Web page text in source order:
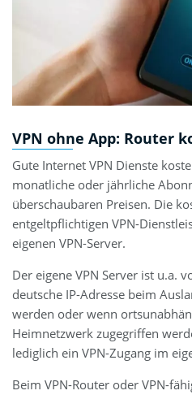
VPN ohne App: Router
Gute Internet VPN Dienste
monatliche oder jährliche
überschaubaren Preisen. Die
entgeltpflichtigen VPN-
eigenen VPN-Server.
Der eigene VPN Server ist u.a.
deutsche IP-Adresse beim
werden oder wenn
Heimnetzwerk zugegriffen
lediglich ein VPN-Zugang im
Beim VPN-Router oder VPN-